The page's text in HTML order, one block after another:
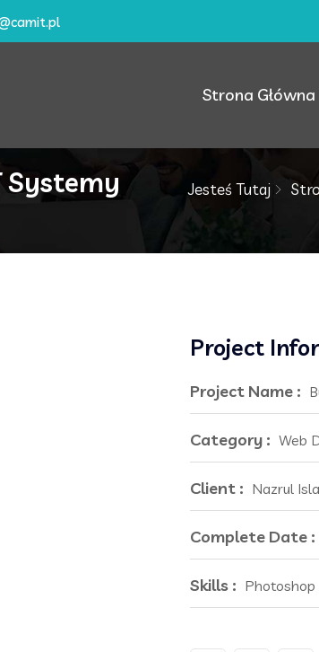
Strona Główna
Systemy
Jesteś Tutaj
Project
Project Name :
Category : Web
Client : Nazrul
Complete Date :
Skills :